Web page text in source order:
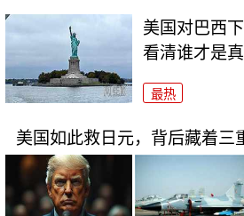
美国对巴西
看清谁才是
最热
美国如此救日元，背后藏着三